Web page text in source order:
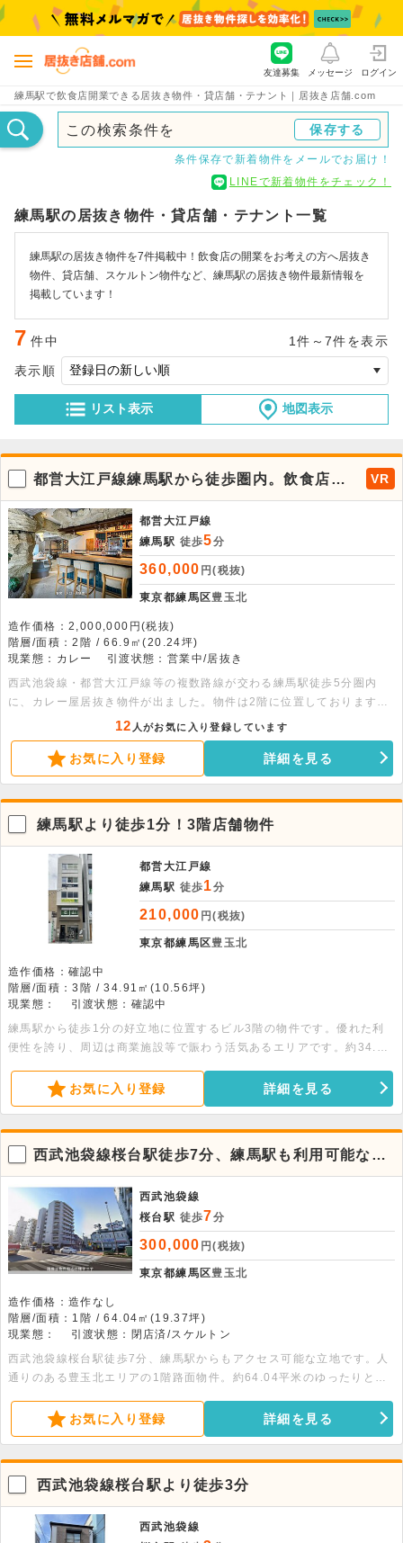
練馬駅で飲食店開業できる居抜き物件・貸店舗・テナント｜居抜き店舗.com
友達募集 メッセージ ログイン
この検索条件を 保存する
条件保存で新着物件をメールでお届け！
LINEで新着物件をチェック！
練馬駅の居抜き物件・貸店舗・テナント一覧
練馬駅の居抜き物件を7件掲載中！飲食店の開業をお考えの方へ居抜き
物件、貸店舗、スケルトン物件など、練馬駅の居抜き物件最新情報を
掲載しています！
7 件中 1件～7件を表示
リスト表示 地図表示
表示順
都営大江戸線練馬駅から徒歩圏内。飲食店出
店可能な居抜き物件が出ました。
VR
都営大江戸線
練馬駅 徒歩5分
360,000 円(税抜)
東京都練馬区豊玉北
造作価格：2,000,000円(税抜)
階層/面積：2階 / 66.9㎡(20.24坪)
現業態：カレー
引渡状態：営業中/居抜き
西武池袋線・都営大江戸線等の複数路線が交わる練馬駅徒歩5分圏内
に、カレー屋居抜き物件が出ました。物件は2階に位置しております
が、角地にあるため視認性良好です。店内の内装は客席はもちろん、厨
房機器についても縦型冷凍冷蔵庫・冷凍冷蔵コールドテーブル・製氷
機・食器洗浄機・埋設型のグリストラップ等が残った状態でのお引渡し
となるため、居抜きを汎用すればすぐの出店も可能です。様々な業態で
の相談も可能となりますので、まずはお問い合わせください。（同ビル
不可：はんこ屋・ラーメン屋・マッサージ）
12 人がお気に入り登録しています
お気に入り登録 詳細を見る
練馬駅より徒歩1分！3階店舗物件
都営大江戸線
練馬駅 徒歩1分
210,000 円(税抜)
東京都練馬区豊玉北
造作価格：確認中
階層/面積：3階 / 34.91㎡(10.56坪)
現業態：
引渡状態：確認中
練馬駅から徒歩1分の好立地に位置するビル3階の物件です。優れた利
便性を誇り、周辺は商業施設等で賑わう活気あるエリアです。約34.91
しており、ビジネスを快適にサポートします。オフィスや各種スクール
等に最適です。ぜひお気軽にお問い合わせください。
お気に入り登録 詳細を見る
西武池袋線桜台駅徒歩7分、練馬駅も利用可能な1
階貸店舗物件
西武池袋線
桜台駅 徒歩7分
300,000 円(税抜)
東京都練馬区豊玉北
造作価格：造作なし
階層/面積：1階 / 64.04㎡(19.37坪)
現業態：
引渡状態：閉店済/スケルトン
西武池袋線桜台駅徒歩7分、練馬駅からもアクセス可能な立地です。人
通りのある豊玉北エリアの1階路面物件。約64.04平米のゆったりとし
お気に入り登録 詳細を見る
西武池袋線桜台駅より徒歩3分
西武池袋線